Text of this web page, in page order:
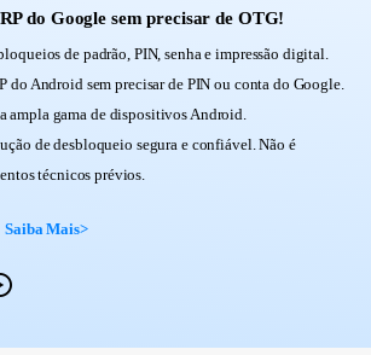
do Google sem precisar de OTG!
de padrão, PIN, senha e impressão digital.
do Android sem precisar de PIN ou conta do Google.
ampla gama de dispositivos Android.
de desbloqueio segura e confiável. Não é
técnicos prévios.
Saiba Mais>